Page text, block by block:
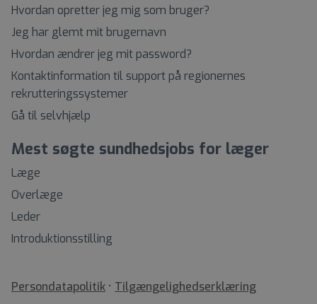
Hvordan opretter jeg mig som bruger?
Jeg har glemt mit brugernavn
Hvordan ændrer jeg mit password?
Kontaktinformation til support på regionernes
rekrutteringssystemer
Gå til selvhjælp
Mest søgte sundhedsjobs for læger
Læge
Overlæge
Leder
Introduktionsstilling
• Tilgængelighedserklæring